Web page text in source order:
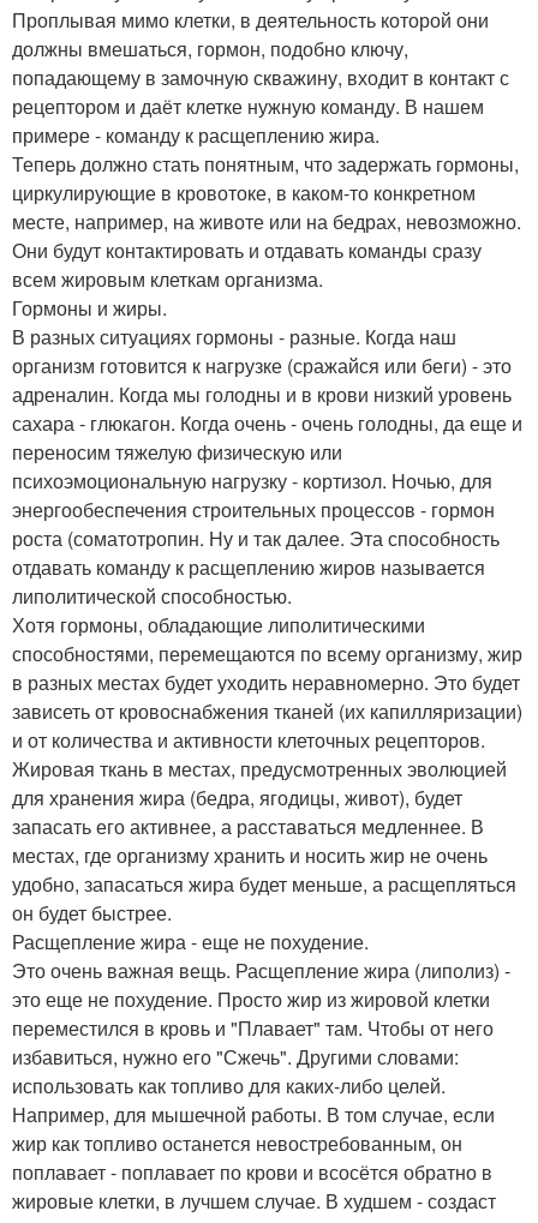
Проплывая мимо клетки, в деятельность которой они
должны вмешаться, гормон, подобно ключу,
попадающему в замочную скважину, входит в контакт с
рецептором и даёт клетке нужную команду. В нашем
примере - команду к расщеплению жира.
Теперь должно стать понятным, что задержать гормоны,
циркулирующие в кровотоке, в каком-то конкретном
месте, например, на животе или на бедрах, невозможно.
Они будут контактировать и отдавать команды сразу
всем жировым клеткам организма.
Гормоны и жиры.
В разных ситуациях гормоны - разные. Когда наш
организм готовится к нагрузке (сражайся или беги) - это
адреналин. Когда мы голодны и в крови низкий уровень
сахара - глюкагон. Когда очень - очень голодны, да еще и
переносим тяжелую физическую или
психоэмоциональную нагрузку - кортизол. Ночью, для
энергообеспечения строительных процессов - гормон
роста (соматотропин. Ну и так далее. Эта способность
отдавать команду к расщеплению жиров называется
липолитической способностью.
Хотя гормоны, обладающие липолитическими
способностями, перемещаются по всему организму, жир
в разных местах будет уходить неравномерно. Это будет
зависеть от кровоснабжения тканей (их капилляризации)
и от количества и активности клеточных рецепторов.
Жировая ткань в местах, предусмотренных эволюцией
для хранения жира (бедра, ягодицы, живот), будет
запасать его активнее, а расставаться медленнее. В
местах, где организму хранить и носить жир не очень
удобно, запасаться жира будет меньше, а расщепляться
он будет быстрее.
Расщепление жира - еще не похудение.
Это очень важная вещь. Расщепление жира (липолиз) -
это еще не похудение. Просто жир из жировой клетки
переместился в кровь и "Плавает" там. Чтобы от него
избавиться, нужно его "Сжечь". Другими словами:
использовать как топливо для каких-либо целей.
Например, для мышечной работы. В том случае, если
жир как топливо останется невостребованным, он
поплавает - поплавает по крови и всосётся обратно в
жировые клетки, в лучшем случае. В худшем - создаст